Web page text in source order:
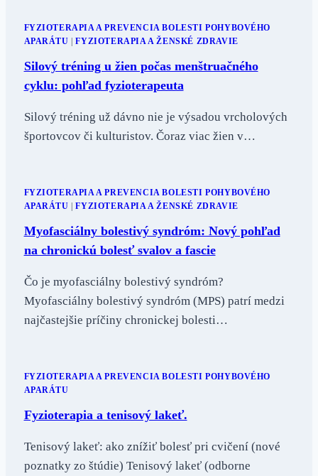
FYZIOTERAPIA A PREVENCIA BOLESTI POHYBOVÉHO
APARÁTU |FYZIOTERAPIA A ŽENSKÉ ZDRAVIE
Silový tréning u žien počas menštruačného
cyklu: pohľad fyzioterapeuta
Silový tréning už dávno nie je výsadou vrcholových
športovcov či kulturistov. Čoraz viac žien v…
FYZIOTERAPIA A PREVENCIA BOLESTI POHYBOVÉHO
APARÁTU |FYZIOTERAPIA A ŽENSKÉ ZDRAVIE
Myofasciálny bolestivý syndróm: Nový pohľad
na chronickú bolesť svalov a fascie
Čo je myofasciálny bolestivý syndróm?
Myofasciálny bolestivý syndróm (MPS) patrí medzi
najčastejšie príčiny chronickej bolesti…
FYZIOTERAPIA A PREVENCIA BOLESTI POHYBOVÉHO
APARÁTU
Fyzioterapia a tenisový lakeť.
Tenisový lakeť: ako znížiť bolesť pri cvičení (nové
poznatky zo štúdie) Tenisový lakeť (odborne